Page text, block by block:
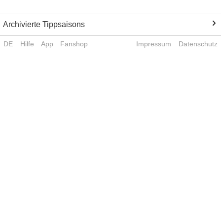
Archivierte Tippsaisons
DE Hilfe App Fanshop Impressum Datenschutz